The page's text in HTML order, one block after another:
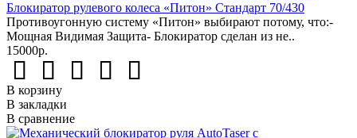
Блокиратор рулевого колеса «Питон» Стандарт 70/430
Противоугонную систему «Питон» выбирают потому, что:-
Мощная Видимая Защита- Блокиратор сделан из не..
15000р.
В корзину
В закладки
В сравнение